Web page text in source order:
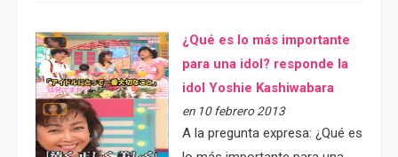
¿Qué es lo más importante
para una idol? responde la
idol Yoshie Kashiwabara
en 10 febrero 2013
A la pregunta expresa: ¿Qué es